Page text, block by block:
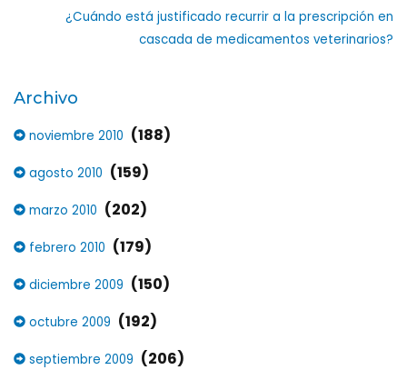
¿Cuándo está justificado recurrir a la prescripción en
cascada de medicamentos veterinarios?
Archivo
noviembre 2010 (188)
agosto 2010 (159)
marzo 2010 (202)
febrero 2010 (179)
diciembre 2009 (150)
octubre 2009 (192)
septiembre 2009 (206)